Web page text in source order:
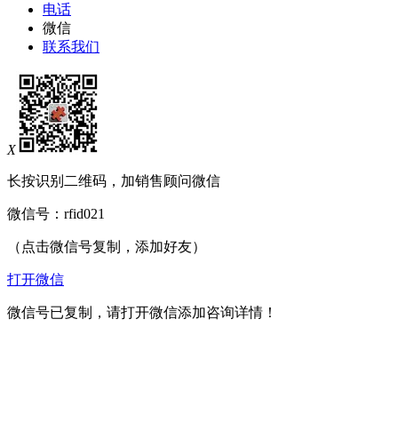
电话
微信
联系我们
X
长按识别二维码，加销售顾问微信
微信号： rfid021
（点击微信号复制，添加好友）
打开微信
微信号已复制，请打开微信添加咨询详情！